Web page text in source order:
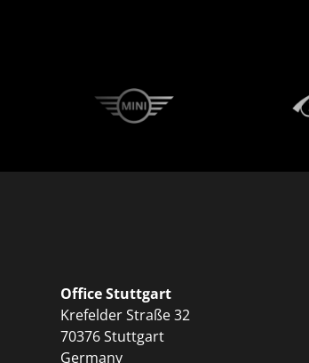
Office Stuttgart
Krefelder Straße 32
70376 Stuttgart
Germany